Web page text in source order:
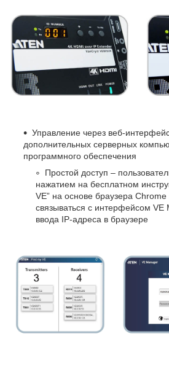
Управление через веб-
дополнительных серверных
программного обеспечения
Простой доступ –
нажатием на бесплатном
VE” на основе браузера
связываться с интерфейсом VE
ввода IP-адреса в браузере